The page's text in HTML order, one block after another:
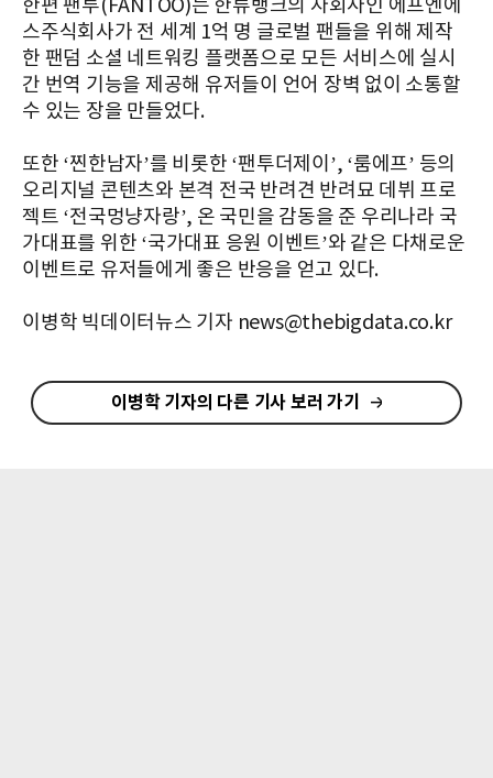
한편 팬투(FANTOO)는 한류뱅크의 자회사인 에프엔에
스주식회사가 전 세계 1억 명 글로벌 팬들을 위해 제작
한 팬덤 소셜 네트워킹 플랫폼으로 모든 서비스에 실시
간 번역 기능을 제공해 유저들이 언어 장벽 없이 소통할
수 있는 장을 만들었다.
또한 ‘찐한남자’를 비롯한 ‘팬투더제이’, ‘룸에프’ 등의
오리지널 콘텐츠와 본격 전국 반려견 반려묘 데뷔 프로
젝트 ‘전국멍냥자랑’, 온 국민을 감동을 준 우리나라 국
가대표를 위한 ‘국가대표 응원 이벤트’와 같은 다채로운
이벤트로 유저들에게 좋은 반응을 얻고 있다.
이병학 빅데이터뉴스 기자 news@thebigdata.co.kr
이병학 기자의 다른 기사 보러 가기